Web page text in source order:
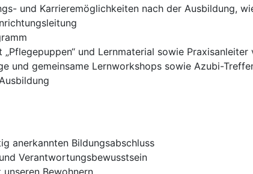
und Karrieremöglichkeiten nach der Ausbildung,
und Lernmaterial sowie Praxisanleiter
und gemeinsame Lernworkshops sowie Azubi-
anerkannten Bildungsabschluss
Verantwortungsbewusstsein
Bewohnern